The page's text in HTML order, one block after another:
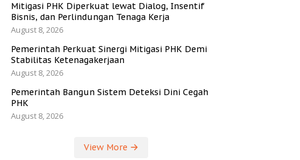
Mitigasi PHK Diperkuat lewat Dialog, Insentif
Bisnis, dan Perlindungan Tenaga Kerja
August 8, 2026
Pemerintah Perkuat Sinergi Mitigasi PHK Demi
Stabilitas Ketenagakerjaan
August 8, 2026
Pemerintah Bangun Sistem Deteksi Dini Cegah
PHK
August 8, 2026
View More